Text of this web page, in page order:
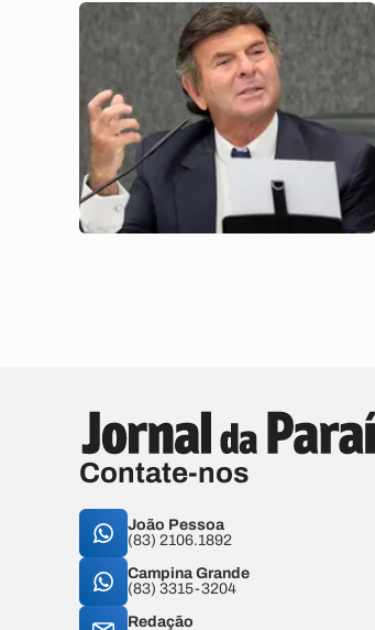
Contate-nos
João Pessoa
(83) 2106.1892
Campina Grande
(83) 3315-3204
Redação